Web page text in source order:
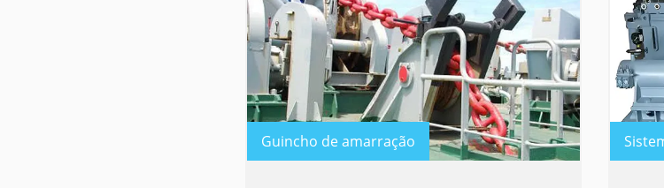
Guincho de amarração